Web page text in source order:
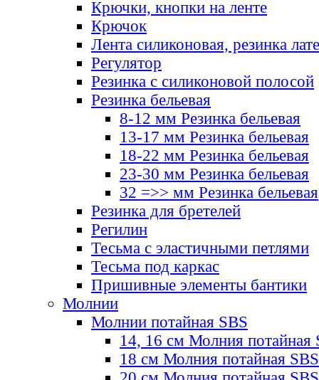
Крючки, кнопки на ленте
Крючок
Лента силиконовая, резинка
Регулятор
Резинка с силиконовой полосой
Резинка бельевая
8-12 мм Резинка бельевая
13-17 мм Резинка бельевая
18-22 мм Резинка бельевая
23-30 мм Резинка бельевая
32 =>> мм Резинка бельевая
Резинка для бретелей
Регилин
Тесьма с эластичными петлями
Тесьма под каркас
Пришивные элементы бантики
Молнии
Молнии потайная SBS
14, 16 см Молния потайная
18 см Молния потайная SBS